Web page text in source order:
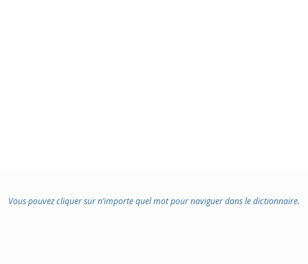
Vous pouvez cliquer sur n’importe quel mot pour naviguer dans le dictionnaire.